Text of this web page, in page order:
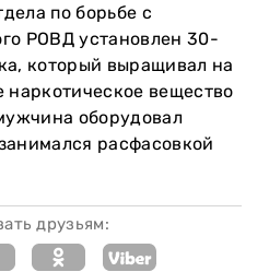
по борьбе с
РОВД установлен 30-
который выращивал на
наркотическое вещество
оборудовал
расфасовкой
друзьям: